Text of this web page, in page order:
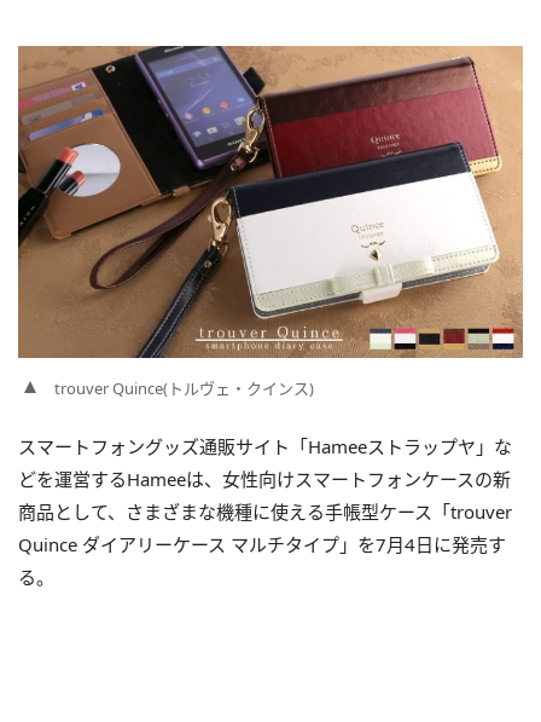
trouver Quince(トルヴェ・クインス)
スマートフォングッズ通販サイト「Hameeストラップヤ」な
どを運営するHameeは、女性向けスマートフォンケースの新
商品として、さまざまな機種に使える手帳型ケース「trouver
Quince ダイアリーケース マルチタイプ」を7月4日に発売す
る。